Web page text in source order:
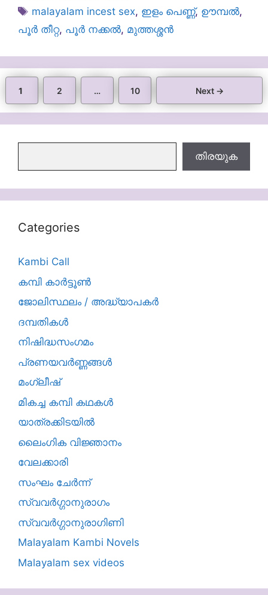
Tags
malayalam incest sex, ഇളം പെണ്ണ്, ഊമ്പൽ,
പൂർ തീറ്റ, പൂർ നക്കൽ, മുത്തശ്ശൻ
Page
1 Page
2 … Page
10 Next →
തിരയുക
Categories
Kambi Call
കമ്പി കാർട്ടൂൺ
ജോലിസ്ഥലം / അദ്ധ്യാപകർ
ദമ്പതികള്‍
നിഷിദ്ധസംഗമം
പ്രണയവർണ്ണങ്ങൾ
മംഗ്ലീഷ്
മികച്ച കമ്പി കഥകൾ
യാത്രക്കിടയില്‍
ലൈംഗിക വിജ്ഞാനം
വേലക്കാരി
സംഘം ചേർന്ന്
സ്വവർഗ്ഗാനുരാഗം
സ്വവർഗ്ഗാനുരാഗിണി
Malayalam Kambi Novels
Malayalam sex videos